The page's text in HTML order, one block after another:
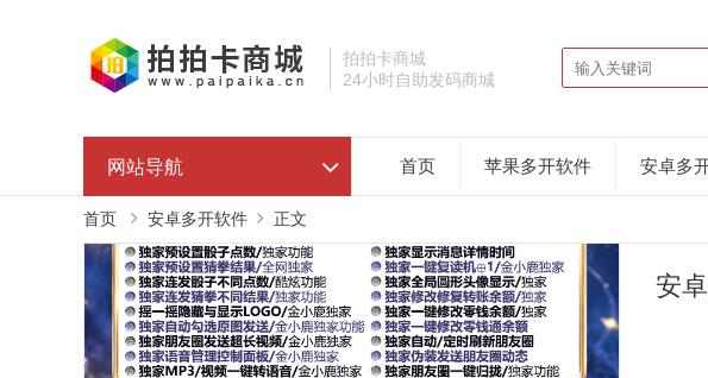
拍拍卡商城
24小时自助发码商城
网站导航 首页 苹果多开软件 安卓多
首页 安卓多开软件 正文
安